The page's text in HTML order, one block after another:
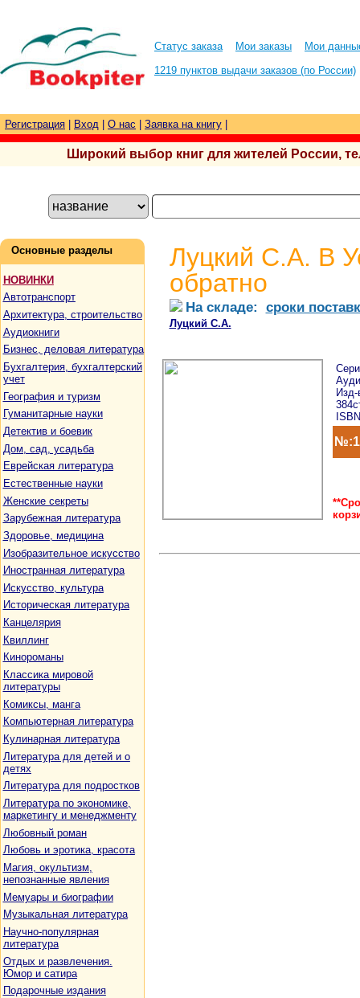
Статус заказа Мои заказы
Мои
1219 пунктов выдачи заказов (по России)
Регистрация Вход О нас Заявка на книгу
Широкий выбор книг для жителей России,
Основные разделы
НОВИНКИ
Автотранспорт
Архитектура, строительство
Аудиокниги
Бизнес, деловая литература
Бухгалтерия, бухгалтерский
учет
География и туризм
Гуманитарные науки
Детектив и боевик
Дом, сад, усадьба
Еврейская литература
Естественные науки
Женские секреты
Зарубежная литература
Здоровье, медицина
Изобразительное искусство
Иностранная литература
Искусство, культура
Историческая литература
Канцелярия
Квиллинг
Кинороманы
Классика мировой
литературы
Комиксы, манга
Компьютерная литература
Кулинарная литература
Литература для детей и о
детях
Литература для подростков
Литература по экономике,
маркетингу и менеджменту
Любовный роман
Любовь и эротика, красота
Магия, окультизм,
непознанные явления
Мемуары и биографии
Музыкальная литература
Научно-популярная
литература
Отдых и развлечения.
Юмор и сатира
Подарочные издания
Луцкий С.А. В
обратно
На складе: сроки
Луцкий С.А.
Изд-